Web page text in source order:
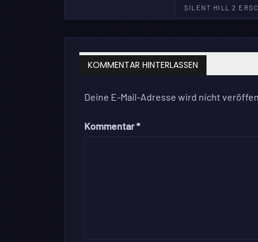
SILENT HILL 2
KOMMENTAR HINTERLASSEN
Deine E-Mail-Adresse wird nicht
Kommentar*